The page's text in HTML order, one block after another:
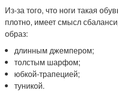
Из-за того, что ноги такая
плотно, имеет смысл
образ:
длинным джемпером;
толстым шарфом;
юбкой-трапецией;
туникой.